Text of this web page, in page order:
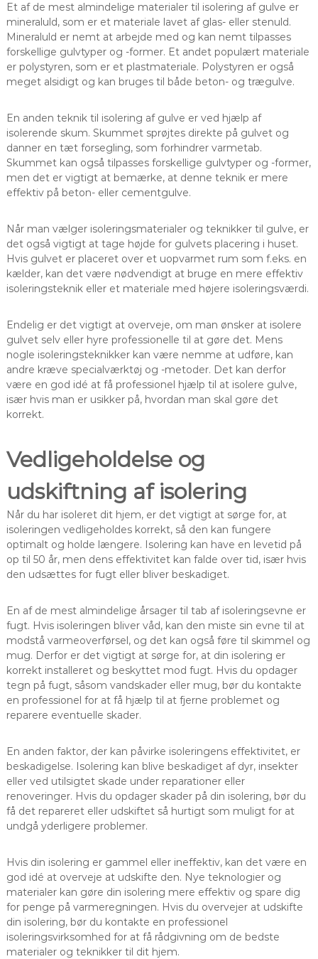
Et af de mest almindelige materialer til isolering af gulve er
mineraluld, som er et materiale lavet af glas- eller stenuld.
Mineraluld er nemt at arbejde med og kan nemt tilpasses
forskellige gulvtyper og -former. Et andet populært materiale
er polystyren, som er et plastmateriale. Polystyren er også
meget alsidigt og kan bruges til både beton- og trægulve.
En anden teknik til isolering af gulve er ved hjælp af
isolerende skum. Skummet sprøjtes direkte på gulvet og
danner en tæt forsegling, som forhindrer varmetab.
Skummet kan også tilpasses forskellige gulvtyper og -former,
men det er vigtigt at bemærke, at denne teknik er mere
effektiv på beton- eller cementgulve.
Når man vælger isoleringsmaterialer og teknikker til gulve, er
det også vigtigt at tage højde for gulvets placering i huset.
Hvis gulvet er placeret over et uopvarmet rum som f.eks. en
kælder, kan det være nødvendigt at bruge en mere effektiv
isoleringsteknik eller et materiale med højere isoleringsværdi.
Endelig er det vigtigt at overveje, om man ønsker at isolere
gulvet selv eller hyre professionelle til at gøre det. Mens
nogle isoleringsteknikker kan være nemme at udføre, kan
andre kræve specialværktøj og -metoder. Det kan derfor
være en god idé at få professionel hjælp til at isolere gulve,
især hvis man er usikker på, hvordan man skal gøre det
korrekt.
Vedligeholdelse og
udskiftning af isolering
Når du har isoleret dit hjem, er det vigtigt at sørge for, at
isoleringen vedligeholdes korrekt, så den kan fungere
optimalt og holde længere. Isolering kan have en levetid på
op til 50 år, men dens effektivitet kan falde over tid, især hvis
den udsættes for fugt eller bliver beskadiget.
En af de mest almindelige årsager til tab af isoleringsevne er
fugt. Hvis isoleringen bliver våd, kan den miste sin evne til at
modstå varmeoverførsel, og det kan også føre til skimmel og
mug. Derfor er det vigtigt at sørge for, at din isolering er
korrekt installeret og beskyttet mod fugt. Hvis du opdager
tegn på fugt, såsom vandskader eller mug, bør du kontakte
en professionel for at få hjælp til at fjerne problemet og
reparere eventuelle skader.
En anden faktor, der kan påvirke isoleringens effektivitet, er
beskadigelse. Isolering kan blive beskadiget af dyr, insekter
eller ved utilsigtet skade under reparationer eller
renoveringer. Hvis du opdager skader på din isolering, bør du
få det repareret eller udskiftet så hurtigt som muligt for at
undgå yderligere problemer.
Hvis din isolering er gammel eller ineffektiv, kan det være en
god idé at overveje at udskifte den. Nye teknologier og
materialer kan gøre din isolering mere effektiv og spare dig
for penge på varmeregningen. Hvis du overvejer at udskifte
din isolering, bør du kontakte en professionel
isoleringsvirksomhed for at få rådgivning om de bedste
materialer og teknikker til dit hjem.